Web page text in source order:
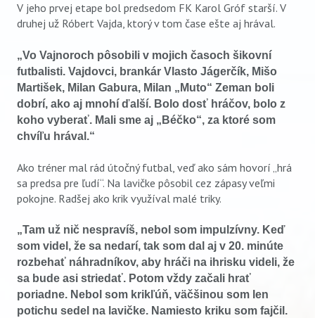
V jeho prvej etape bol predsedom FK Karol Gróf starší. V
druhej už Róbert Vajda, ktorý v tom čase ešte aj hrával.
„Vo Vajnoroch pôsobili v mojich časoch šikovní
futbalisti. Vajdovci, brankár Vlasto Jágerčík, Mišo
Martišek, Milan Gabura, Milan „Muto“ Zeman boli
dobrí, ako aj mnohí ďalší. Bolo dosť hráčov, bolo z
koho vyberať. Mali sme aj „Béčko“, za ktoré som
chvíľu hrával.“
Ako tréner mal rád útočný futbal, veď ako sám hovorí „hrá
sa predsa pre ľudí“. Na lavičke pôsobil cez zápasy veľmi
pokojne. Radšej ako krik využíval malé triky.
„Tam už nič nespravíš, nebol som impulzívny. Keď
som videl, že sa nedarí, tak som dal aj v 20. minúte
rozbehať náhradníkov, aby hráči na ihrisku videli, že
sa bude asi striedať. Potom vždy začali hrať
poriadne. Nebol som krikľúň, väčšinou som len
potichu sedel na lavičke. Namiesto kriku som fajčil.